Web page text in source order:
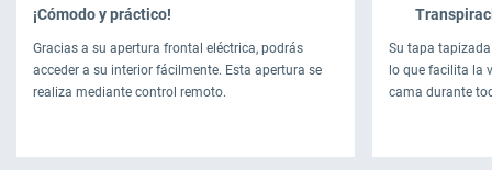
¡Cómodo y práctico!
Gracias a su apertura frontal eléctrica, podrás
acceder a su interior fácilmente. Esta apertura se
realiza mediante control remoto.
Su tapa
lo que facilita la
cama durante